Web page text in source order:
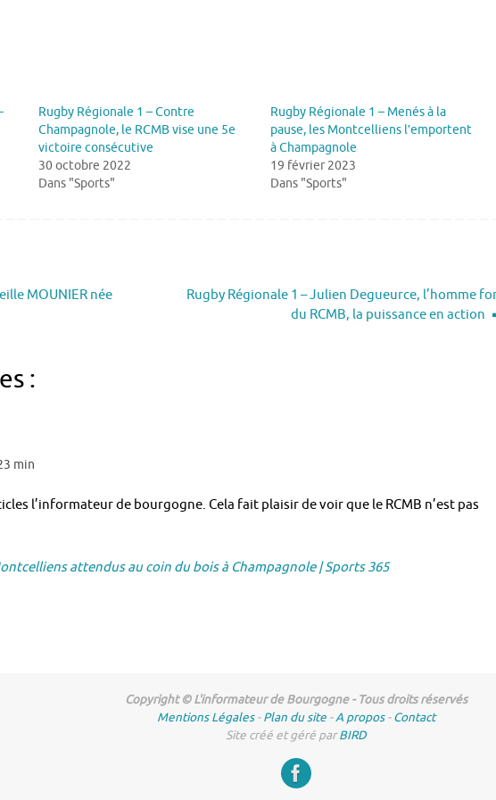
Rugby Régionale 1 – Contre
Champagnole, le RCMB vise une 5e
victoire consécutive
30 octobre 2022
Dans "Sports"
Rugby Régionale 1 – Menés à la
pause, les Montcelliens l’emportent
à Champagnole
19 février 2023
Dans "Sports"
MOUNIER née
Rugby Régionale 1 – Julien Degueurce, l’homme
du RCMB, la puissance en action
:
min
l’informateur de bourgogne. Cela fait plaisir de voir que le RCMB n’est pas
attendus au coin du bois à Champagnole | Sports 365
Copyright © L'informateur de Bourgogne - Tous droits réservés
Mentions Légales-Plan du site -A propos-Contact
Site créé et géré parBIRD